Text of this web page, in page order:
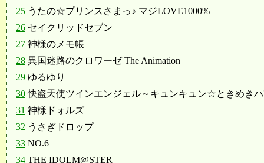
25 うたの☆プリンスさまっ♪ マジLOVE1000%
26 セイクリッドセブン
27 神様のメモ帳
28 異国迷路のクロワーゼ The Animation
29 ゆるゆり
30 快盗天使ツインエンジェル～キュンキュン☆ときめき
31 神様ドォルズ
32 うさぎドロップ
33 NO.6
34 THE IDOLM@STER